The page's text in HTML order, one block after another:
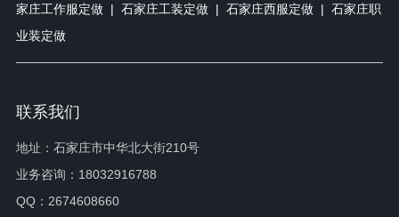
家庄工作服定做| 石家庄工装定做| 石家庄西服定做| 石家庄职
业装定做
联系我们
地址：石家庄市中华北大街210号
业务咨询：18032916788
QQ：2674608660